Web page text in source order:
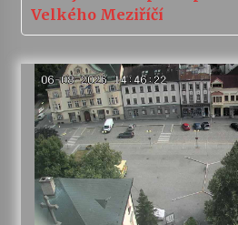
Velkého Meziříčí